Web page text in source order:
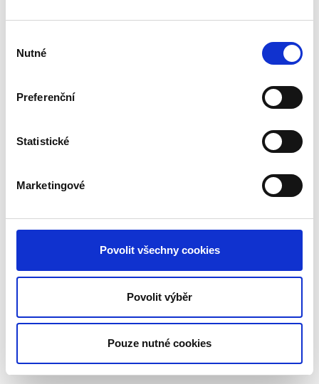
souhlasu
Nutné
Preferenční
Statistické
Marketingové
Povolit všechny cookies
Povolit výběr
Pouze nutné cookies